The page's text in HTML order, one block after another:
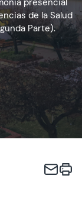
de la Salud
Parte).